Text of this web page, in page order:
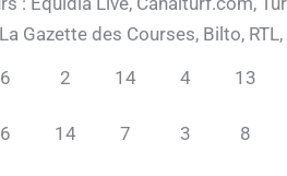
Gazette des Courses, Bilto,
6 2 14 4 13
6 14 7 3 8